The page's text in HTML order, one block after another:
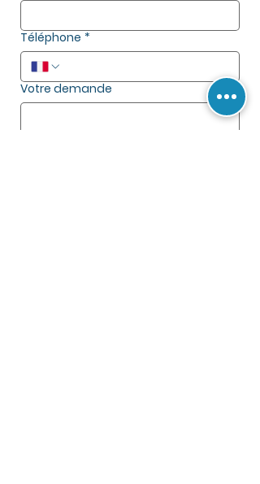
Téléphone *
Votre demande